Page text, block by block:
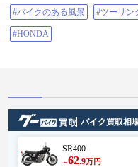
#バイクのある風景 #ツーリン
#HONDA
バイク買取相
SR400
～62.9万円